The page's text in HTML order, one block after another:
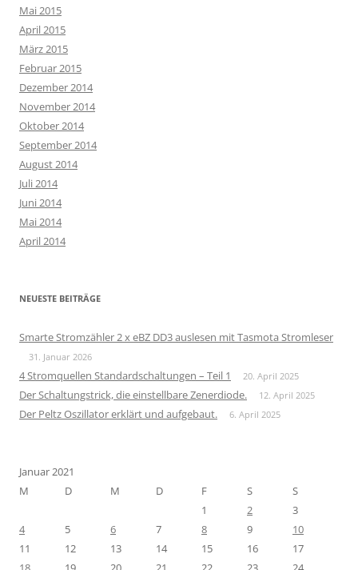
Mai 2015
April 2015
März 2015
Februar 2015
Dezember 2014
November 2014
Oktober 2014
September 2014
August 2014
Juli 2014
Juni 2014
Mai 2014
April 2014
NEUESTE BEITRÄGE
Smarte Stromzähler 2 x eBZ DD3 auslesen mit Tasmota Stromleser
31. Januar 2026
4 Stromquellen Standardschaltungen – Teil 1 20. April 2025
Der Schaltungstrick, die einstellbare Zenerdiode. 12. April 2025
Der Peltz Oszillator erklärt und aufgebaut. 6. April 2025
Januar 2021
M
D M D F S
S
1
2
3
4
5 6 7 8 9
10
11
12 13 14 15 16
17